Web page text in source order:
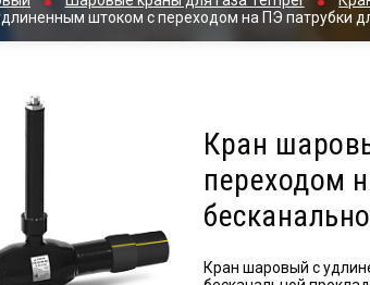
штоком с переходом на ПЭ патрубки
Кран
переходом
Кран шаровый с